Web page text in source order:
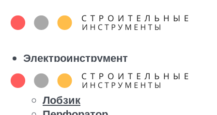
Электроинструмент
Болгарка
Дрель
Лобзик